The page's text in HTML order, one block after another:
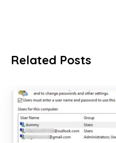
Related Posts